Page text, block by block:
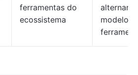
ferramentas do
ecossistema
alternar
modelos